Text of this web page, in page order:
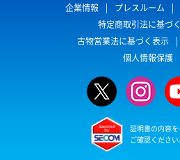
企業情報
プレスルーム
特定商取引法に基づ
古物営業法に基づく表示
個人情報保護
証明書の内容
ご確認ください